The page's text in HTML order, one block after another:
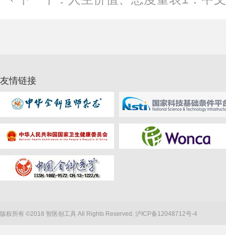
友情链接
版权所有 ©2018 智医创工具 All Rights Reserved. 沪ICP备12048712号-4